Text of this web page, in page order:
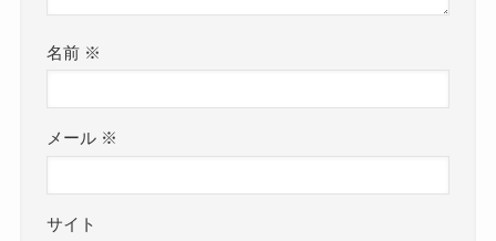
名前 ※
メール ※
サイト